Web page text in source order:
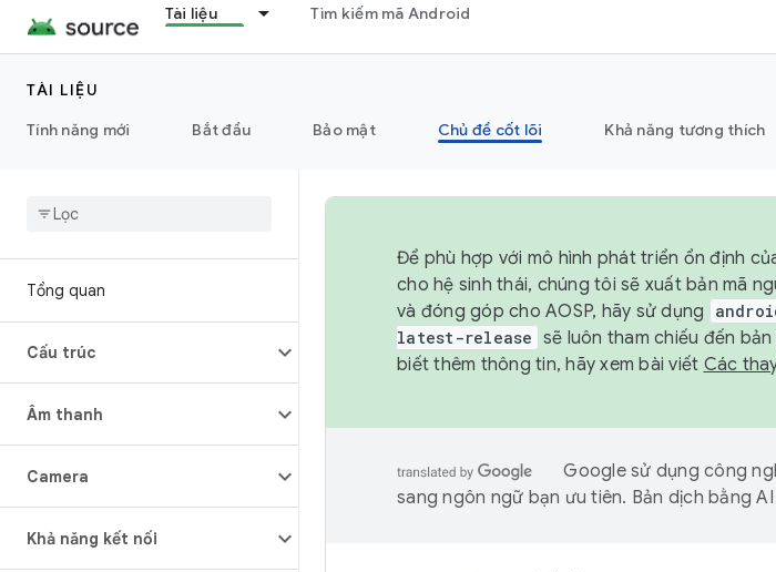
Tài liệu Tìm kiếm mã Android
TÀI LIỆU
Tính năng mới
Bắt đầu Bảo mật Chủ đề cốt lõi Khả năng tương thích
Tổng quan
Cấu trúc
Âm thanh
Camera
Khả năng kết nối
Để phù hợp với mô hình phát triển ổn định
cho hệ sinh thái, chúng tôi sẽ xuất bản mã
và đóng góp cho AOSP, hãy sử dụng
latest-release sẽ luôn tham chiếu đến
biết thêm thông tin, hãy xem bài viết Các
Google sử dụng công
sang ngôn ngữ bạn ưu tiên. Bản dịch bằng